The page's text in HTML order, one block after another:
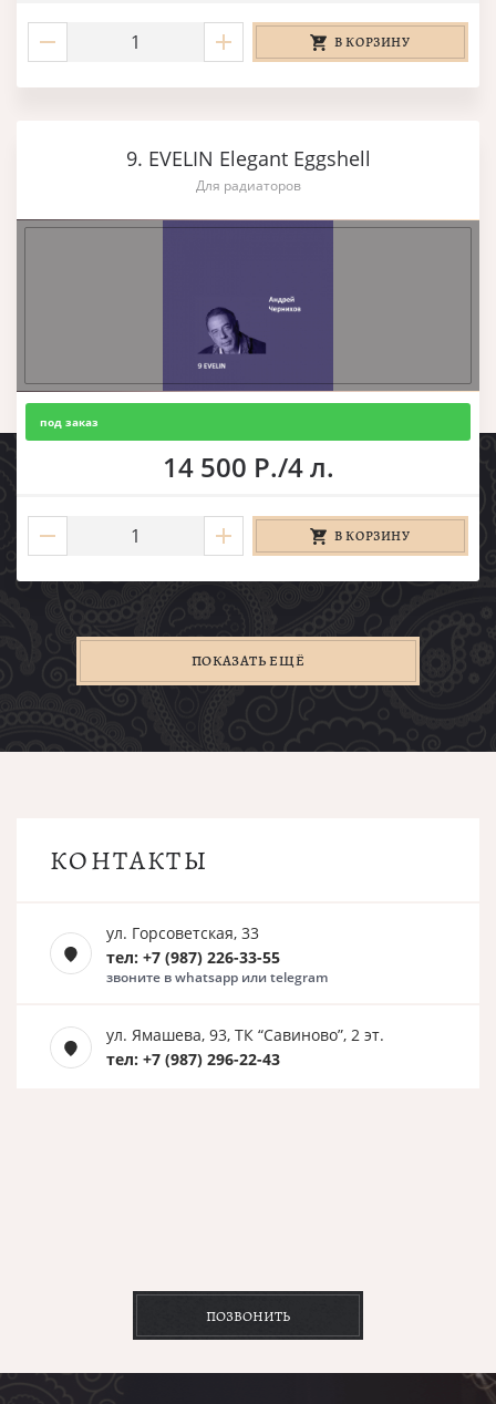
В КОРЗИНУ
9. EVELIN Elegant Eggshell
Для радиаторов
под заказ
14 500 Р./4 л.
В КОРЗИНУ
ПОКАЗАТЬ ЕЩЁ
КОНТАКТЫ
ул. Горсоветская, 33
тел: +7 (987) 226-33-55
звоните в whatsapp или telegram
ул. Ямашева, 93, ТК “Савиново”, 2 эт.
тел: +7 (987) 296-22-43
ПОЗВОНИТЬ